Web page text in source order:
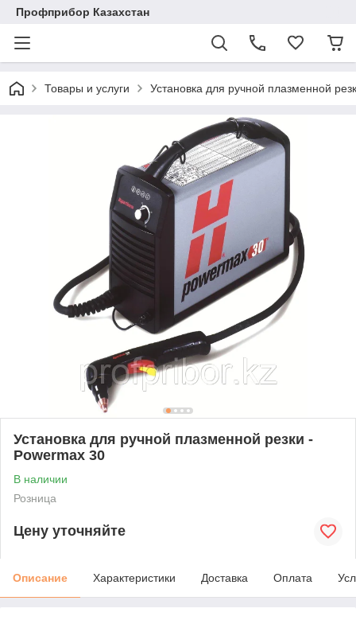
Профприбор Казахстан
Товары и услуги Установка для ручной плазменной
Установка для ручной плазменной резки -
Powermax 30
В наличии
Розница
Цену уточняйте
Описание Характеристики Доставка Оплата